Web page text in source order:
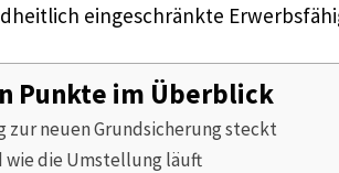
eingeschränkte
Punkte im Überblick
zur neuen Grundsicherung steckt
wie die Umstellung läuft